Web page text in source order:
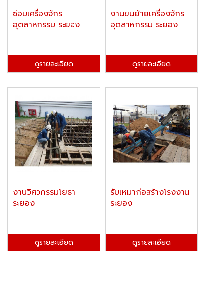
ซ่อมเครื่องจักร
อุตสาหกรรม ระยอง
ดูรายละเอียด
งานขนย้ายเครื่องจักร
อุตสาหกรรม ระยอง
ดูรายละเอียด
งานวิศวกรรมโยธา
ระยอง
ดูรายละเอียด
รับเหมาก่อสร้างโรงงาน
ระยอง
ดูรายละเอียด